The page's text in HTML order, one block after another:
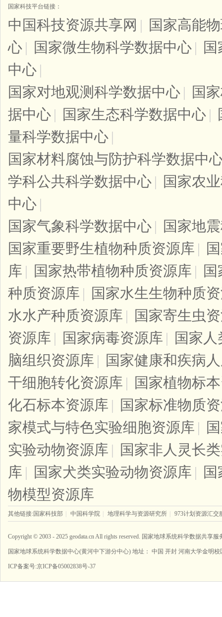
国家科技平台链接：
中国科技资源共享网 | 国家高能
心 | 国家微生物科学数据中心 |
中心 |
国家对地观测科学数据中心 | 国
据中心 | 国家生态科学数据中心 |
量科学数据中心 |
国家材料腐蚀与防护科学数据中
学科公共科学数据中心 | 国家农
中心 |
国家气象科学数据中心 | 国家地
国家重要野生植物种质资源库 |
库 | 国家热带植物种质资源库 |
种质资源库 | 国家水生生物种质
水水产种质资源库 | 国家寄生虫
资源库 | 国家病毒资源库 | 国家
脑组织资源库 | 国家健康和疾病
干细胞转化资源库 | 国家植物标
化石标本资源库 | 国家标准物质
家模式与特色实验细胞资源库 |
实验动物资源库 | 国家非人灵长
库 | 国家犬类实验动物资源库 |
物模型资源库
其他链接:国家科技部 中国科学院 地理科学与资源研究所 973计划资源汇交
Copyright © 2003 - 2025 geodata.cn All rights reserved. 国家地球系统科学数据共享服
国家地球系统科学数据中心(黄河中下游分中心) 地址： 中国 开封 河南大学金明校
ICP备案号:京ICP备05002838号-37